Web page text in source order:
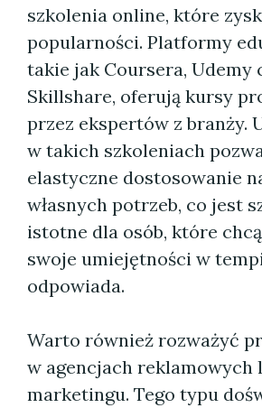
szkolenia online, które
popularności. Platformy
takie jak Coursera, Udemy
Skillshare, oferują kursy
przez ekspertów z branży.
w takich szkoleniach
elastyczne dostosowanie
własnych potrzeb, co jest
istotne dla osób, które
swoje umiejętności w
odpowiada.
Warto również rozważyć
w agencjach reklamowych
marketingu. Tego typu